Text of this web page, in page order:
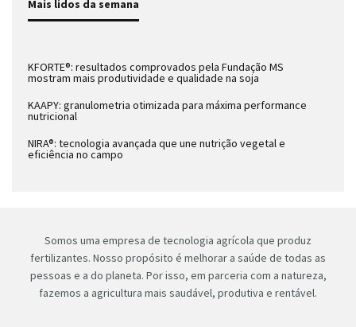
Mais lidos da semana
KFORTE®: resultados comprovados pela Fundação MS
mostram mais produtividade e qualidade na soja
KAAPY: granulometria otimizada para máxima performance
nutricional
NIRA®: tecnologia avançada que une nutrição vegetal e
eficiência no campo
Somos uma empresa de tecnologia agrícola que produz
fertilizantes. Nosso propósito é melhorar a saúde de todas as
pessoas e a do planeta. Por isso, em parceria com a natureza,
fazemos a agricultura mais saudável, produtiva e rentável.